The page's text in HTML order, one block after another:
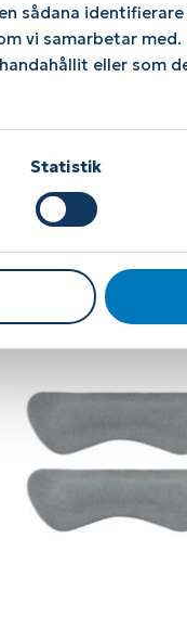
sådana
vi samarbetar med.
eller som
Statistik